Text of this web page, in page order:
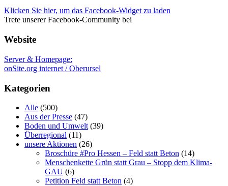
Klicken Sie hier, um das Facebook-Widget zu laden
Trete unserer Facebook-Community bei
Website
Server & Homepage:
onSite.org internet / Oberursel
Kategorien
Alle (500)
Aus der Presse (47)
Boden und Umwelt (39)
Überregional (11)
unsere Aktionen (26)
Broschüre #Pro Hessen – Feld statt Beton (14)
Menschenkette Grün statt Grau – Stopp dem Klima-
GAU (6)
Petition Feld statt Beton (4)